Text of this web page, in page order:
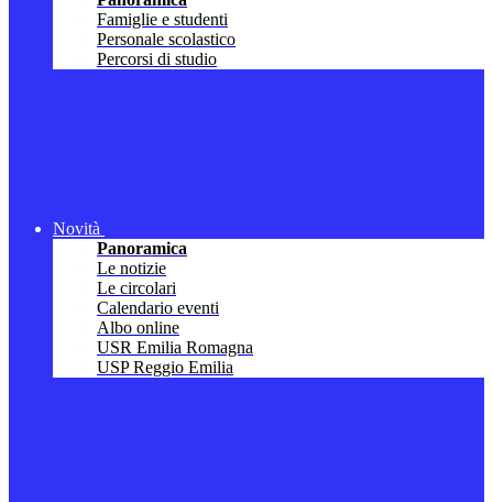
Famiglie e studenti
Personale scolastico
Percorsi di studio
Novità
Panoramica
Le notizie
Le circolari
Calendario eventi
Albo online
USR Emilia Romagna
USP Reggio Emilia